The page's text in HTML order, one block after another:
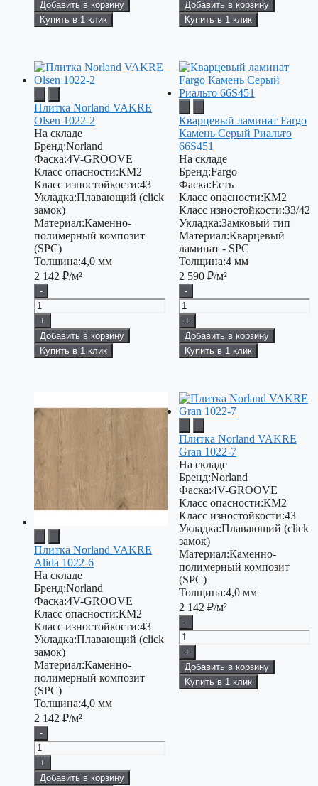
Добавить в корзину
Купить в 1 клик
Добавить в корзину
Купить в 1 клик
Плитка Norland VAKRE
Olsen 1022-2
На складе
Бренд:Norland
Фаска:4V-GROOVE
Класс опасности:КМ2
Класс изностойкости:43
Укладка:Плавающий (click
замок)
Материал:Каменно-
полимерный композит
(SPC)
Толщина:4,0 мм
2 142 ₽/м²
-
+
Добавить в корзину
Купить в 1 клик
Кварцевый ламинат Fargo
Камень Серый Риальто
66S451
На складе
Бренд:Fargo
Фаска:Есть
Класс опасности:КМ2
Класс изностойкости:33/42
Укладка:Замковый тип
Материал:Кварцевый
ламинат - SPC
Толщина:4 мм
2 590 ₽/м²
-
+
Добавить в корзину
Купить в 1 клик
Плитка Norland VAKRE
Alida 1022-6
На складе
Бренд:Norland
Фаска:4V-GROOVE
Класс опасности:КМ2
Класс изностойкости:43
Укладка:Плавающий (click
замок)
Материал:Каменно-
полимерный композит
(SPC)
Толщина:4,0 мм
2 142 ₽/м²
-
+
Добавить в корзину
Плитка Norland VAKRE
Gran 1022-7
На складе
Бренд:Norland
Фаска:4V-GROOVE
Класс опасности:КМ2
Класс изностойкости:43
Укладка:Плавающий (click
замок)
Материал:Каменно-
полимерный композит
(SPC)
Толщина:4,0 мм
2 142 ₽/м²
-
+
Добавить в корзину
Купить в 1 клик